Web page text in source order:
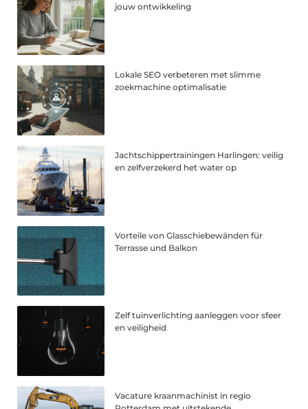
jouw ontwikkeling
Lokale SEO verbeteren met slimme
zoekmachine optimalisatie
Jachtschippertrainingen Harlingen: veilig
en zelfverzekerd het water op
Vorteile von Glasschiebewänden für
Terrasse und Balkon
Zelf tuinverlichting aanleggen voor sfeer
en veiligheid
Vacature kraanmachinist in regio